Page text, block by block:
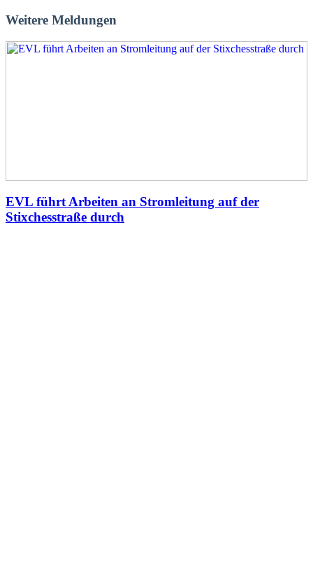
Weitere Meldungen
EVL führt Arbeiten an Stromleitung auf der
Stixchesstraße durch